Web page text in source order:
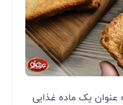
عنوان یک ماده غذایی